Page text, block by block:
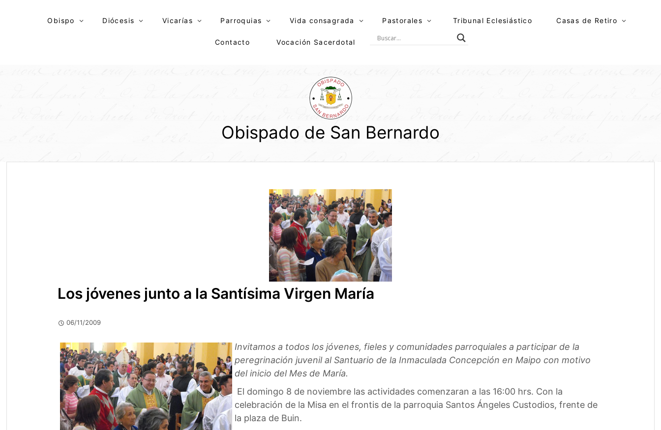
Obispo Diócesis Vicarías Parroquias Vida consagrada Pastorales Tribunal Eclesiástico Casas de Retiro
Contacto Vocación Sacerdotal
Obispado de San Bernardo
Los jóvenes junto a la Santísima Virgen María
06/11/2009
Invitamos a todos los jóvenes, fieles y comunidades parroquiales a participar de la
peregrinación juvenil al Santuario de la Inmaculada Concepción en Maipo con motivo
del inicio del Mes de María.
El domingo 8 de noviembre las actividades comenzaran a las 16:00 hrs. Con la
celebración de la Misa en el frontis de la parroquia Santos Ángeles Custodios, frente de
la plaza de Buin.